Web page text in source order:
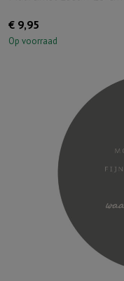
€ 9,95
Op voorraad